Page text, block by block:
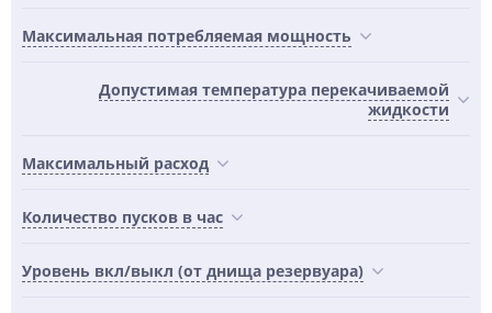
Максимальная потребляемая мощность
Допустимая температура перекачиваемой
жидкости
Максимальный расход
Количество пусков в час
Уровень вкл/выкл (от днища резервуара)